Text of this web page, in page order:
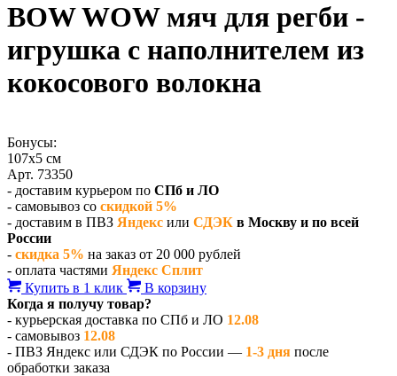
BOW WOW мяч для регби -
игрушка с наполнителем из
кокосового волокна
Бонусы:
107х5 см
Арт. 73350
- доставим курьером по СПб и ЛО
- самовывоз со скидкой 5%
- доставим в ПВЗ Яндекс или СДЭК в Москву и по всей
России
- скидка 5% на заказ от 20 000 рублей
- оплата частями Яндекс Сплит
Купить в 1 клик
В корзину
Когда я получу товар?
- курьерская доставка по СПб и ЛО 12.08
- самовывоз 12.08
- ПВЗ Яндекс или СДЭК по России — 1-3 дня после
обработки заказа